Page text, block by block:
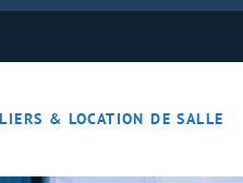
& LOCATION DE SALLE
ON S’DETEND !!